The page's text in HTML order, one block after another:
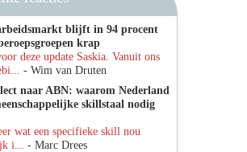
blijft in 94 procent
krap
deze update Saskia. Vanuit ons
- Wim van Druten
naar ABN: waarom Nederland
skillstaal nodig
wat een specifieke skill nou
i... - Marc Drees